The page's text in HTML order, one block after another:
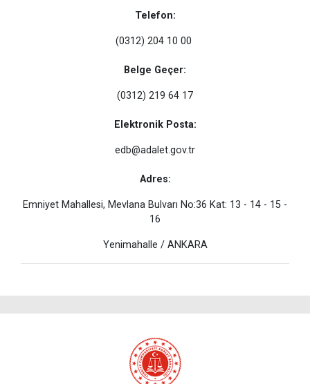
Telefon:
(0312) 204 10 00
Belge Geçer:
(0312) 219 64 17
Elektronik Posta:
edb@adalet.gov.tr
Adres:
Emniyet Mahallesi, Mevlana Bulvarı No:36 Kat: 13 - 14 - 15 -
16
Yenimahalle / ANKARA